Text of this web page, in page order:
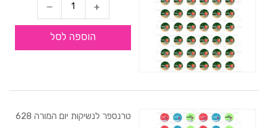
הוספה לסל
טרנספר לנשיקות יום המורה 628